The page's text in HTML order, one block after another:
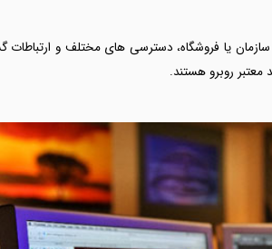
یا فروشگاه، دسترسی های مختلف و ارتباطات
معتبر روبرو هستند.